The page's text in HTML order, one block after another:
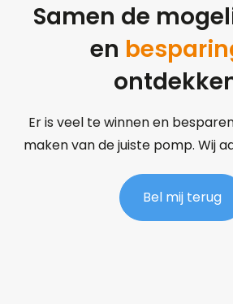
Samen de
en
Er is veel te winnen en
maken van de juiste pomp. Wij
Bel mij terug